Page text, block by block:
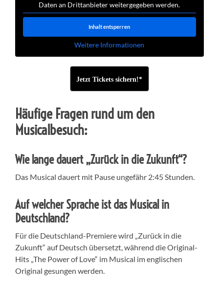
Daten an Drittanbieter weitergegeben werden.
Inhalt entsperren
Weitere Informationen
Jetzt Tickets sichern!*
Häufige Fragen rund um den
Musicalbesuch:
Wie lange dauert „Zurück in die Zukunft“?
Das Musical dauert mit Pause ungefähr 2:45 Stunden.
Auf welcher Sprache ist das Musical in
Deutschland?
Für die Deutschland-Premiere wird „Zurück in die
Zukunft“ auf Deutsch übersetzt, während die Original-
Hits „The Power of Love“ im Musical im englischen
Original gesungen werden.